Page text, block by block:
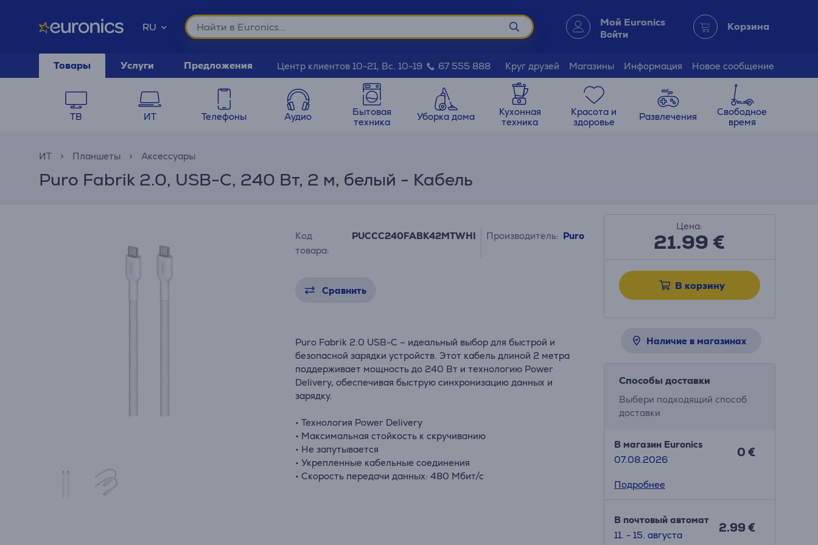
RU Мой Euronics
Войти
Корзина
Товары Услуги Предложения Центр клиентов 10-21, Вс. 10-19 67 555 888 Круг друзей Магазины Информация Новое сообщение
ТВ ИТ Телефоны Аудио
Бытовая
техника
Уборка дома
Кухонная
техника
Красота и
здоровье
Развлечения
Свободное
время
ИТ Планшеты Аксессуары
Puro Fabrik 2.0, USB-C, 240 Вт, 2 м, белый - Кабель
Код
товара:
PUCCC240FABK42MTWHI Производитель: Puro
Сравнить
Puro Fabrik 2.0 USB-C – идеальный выбор для быстрой и
безопасной зарядки устройств. Этот кабель длиной 2 метра
поддерживает мощность до 240 Вт и технологию Power
Delivery, обеспечивая быструю синхронизацию данных и
зарядку.
• Технология Power Delivery
• Максимальная стойкость к скручиванию
• Не запутывается
• Укрепленные кабельные соединения
• Скорость передачи данных: 480 Мбит/с
Цена:
21.99€
В корзину
Наличие в магазинах
Способы доставки
Выбери подходящий способ
доставки
В магазин Euronics
07.08.2026
0 €
Подробнее
В почтовый автомат
11. - 15. августа
2.99 €